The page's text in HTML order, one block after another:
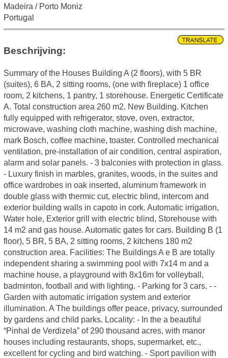
Madeira / Porto Moniz
Portugal
Beschrijving:
Summary of the Houses Building A (2 floors), with 5 BR
(suites), 6 BA, 2 sitting rooms, (one with fireplace) 1 office
room, 2 kitchens, 1 pantry, 1 storehouse. Energetic Certificate
A. Total construction area 260 m2. New Building. Kitchen
fully equipped with refrigerator, stove, oven, extractor,
microwave, washing cloth machine, washing dish machine,
mark Bosch, coffee machine, toaster. Controlled mechanical
ventilation, pre-installation of air condition, central aspiration,
alarm and solar panels. - 3 balconies with protection in glass.
- Luxury finish in marbles, granites, woods, in the suites and
office wardrobes in oak inserted, aluminum framework in
double glass with thermic cut, electric blind, intercom and
exterior building walls in capoto in cork. Automatic irrigation,
Water hole, Exterior grill with electric blind, Storehouse with
14 m2 and gas house. Automatic gates for cars. Building B (1
floor), 5 BR, 5 BA, 2 sitting rooms, 2 kitchens 180 m2
construction area. Facilities: The Buildings A e B are totally
independent sharing a swimming pool with 7x14 m and a
machine house, a playground with 8x16m for volleyball,
badminton, football and with lighting. - Parking for 3 cars. - -
Garden with automatic irrigation system and exterior
illumination. A The buildings offer peace, privacy, surrounded
by gardens and child parks. Locality: - In the a beautiful
“Pinhal de Verdizela” of 290 thousand acres, with manor
houses including restaurants, shops, supermarket, etc.,
excellent for cycling and bird watching. - Sport pavilion with